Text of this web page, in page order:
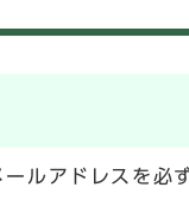
ルアドレスを必